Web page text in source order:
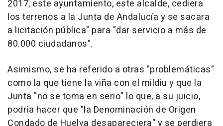
2017, este ayuntamiento, este alcalde, cediera
los terrenos a la Junta de Andalucía y se sacara
a licitación pública" para "dar servicio a más de
80.000 ciudadanos".
Asimismo, se ha referido a otras "problemáticas"
como la que tiene la viña con el mildiu y que la
Junta "no se toma en serio" lo que, a su juicio,
podría hacer que "la Denominación de Origen